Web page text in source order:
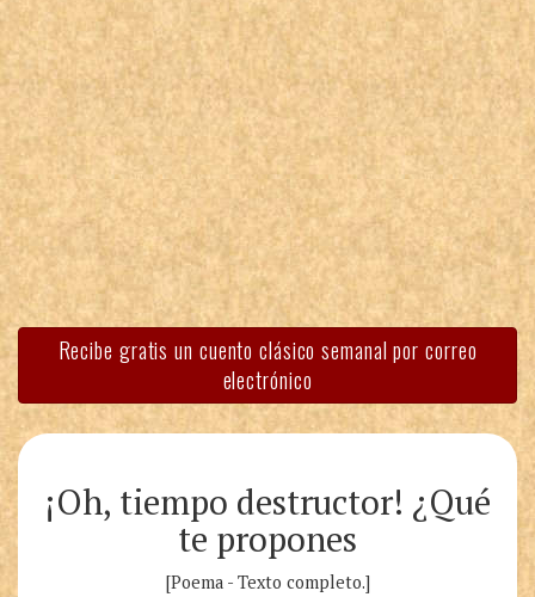
Recibe gratis un cuento clásico semanal por correo
electrónico
¡Oh, tiempo destructor! ¿Qué
te propones
[Poema - Texto completo.]